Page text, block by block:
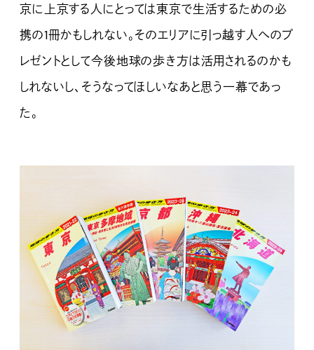
京に上京する人にとっては東京で生活するための必
携の1冊かもしれない。そのエリアに引っ越す人へのプ
レゼントとして今後地球の歩き方は活用されるのかも
しれないし、そうなってほしいなあと思う一幕であっ
た。